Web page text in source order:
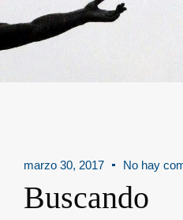
marzo 30, 2017 No hay
Buscando